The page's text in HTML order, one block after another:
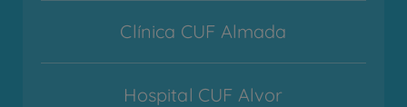
Clínica CUF Almada
Hospital CUF Alvor